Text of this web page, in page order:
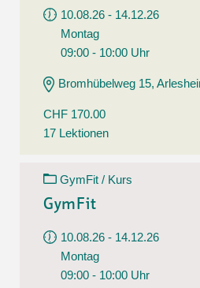
10.08.26 - 14.12.26
Montag
09:00 - 10:00 Uhr
Bromhübelweg 15,
CHF 170.00
17 Lektionen
GymFit / Kurs
GymFit
10.08.26 - 14.12.26
Montag
09:00 - 10:00 Uhr